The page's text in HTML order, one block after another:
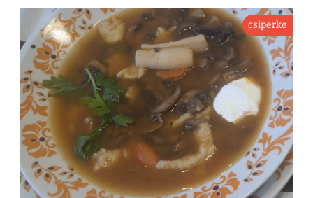
csiperke